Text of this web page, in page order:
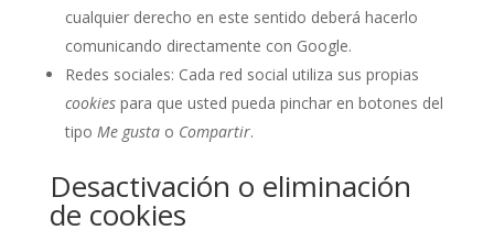
cualquier derecho en este sentido deberá hacerlo
comunicando directamente con Google.
Redes sociales: Cada red social utiliza sus propias
cookiespara que usted pueda pinchar en botones del
tipo Me gustao Compartir.
Desactivación o eliminación
de cookies